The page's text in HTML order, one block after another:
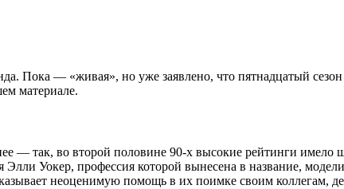
Пока — «живая», но уже заявлено, что пятнадцатый
материале.
— так, во второй половине 90-х высокие рейтинги имело
Уокер, профессия которой вынесена в название,
неоценимую помощь в их поимке своим коллегам,